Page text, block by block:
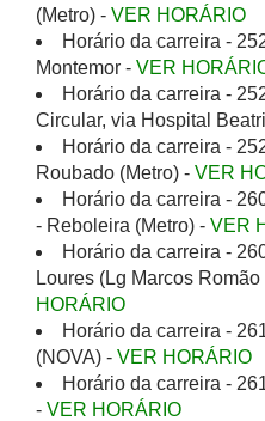
(Metro) - VER HORÁRIO
Horário da carreira -
Montemor - VER
Horário da carreira -
Circular, via Hospital
Horário da carreira -
Roubado (Metro) - VER
Horário da carreira -
- Reboleira (Metro) - VER
Horário da carreira -
Loures (Lg Marcos
HORÁRIO
Horário da carreira -
(NOVA) - VER HORÁRIO
Horário da carreira -
- VER HORÁRIO